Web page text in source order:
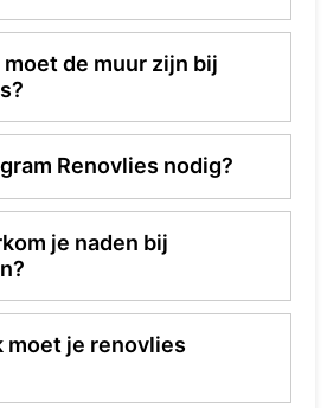
moet de muur zijn bij
Renovlies nodig?
je naden bij
moet je renovlies